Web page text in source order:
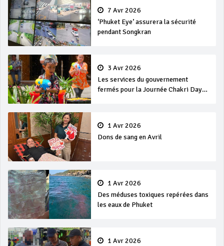
7 Avr 2026
‘Phuket Eye’ assurera la sécurité
pendant Songkran
3 Avr 2026
Les services du gouvernement
fermés pour la Journée Chakri Day
1 Avr 2026
Dons de sang en Avril
1 Avr 2026
Des méduses toxiques repérées dans
les eaux de Phuket
1 Avr 2026